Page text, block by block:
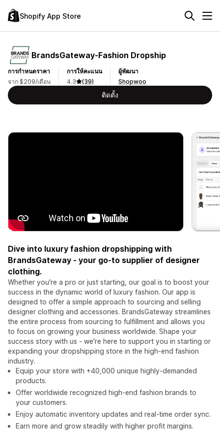
Shopify App Store
BrandsGateway‑Fashion Dropship
การกำหนดราคา
จาก $209/เดือน
การให้คะแนน
4.3
(39)
ผู้พัฒนา
Shopwoo
ติดตั้ง
Dive into luxury fashion dropshipping with
BrandsGateway - your go-to supplier of designer
clothing.
Whether you're a pro or just starting, our goal is to boost your
success in the dynamic world of luxury fashion. Our app is
designed to offer a simple approach to sourcing and selling
designer clothing and accessories. BrandsGateway streamlines
the entire process from sourcing to fulfillment and allows you
to focus on growing your business worldwide. Shape your
success story with us - we're here to support you in starting or
expanding your dropshipping store in the high-end fashion
industry.
Equip your store with +40,000 unique highly-demanded
products.
Offer worldwide recognized high-end fashion brands to
your customers.
Enjoy automatic inventory updates and real-time order sync.
Earn more and grow steadily with higher profit margins.